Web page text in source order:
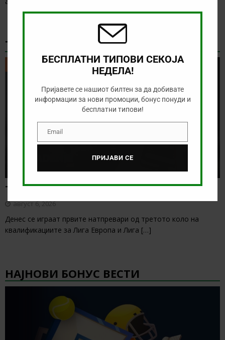
ТИКЕТ НА ДЕНОТ
ТИКЕТ НА ДЕНОТ
Тикет на денот (четврток, 06.08.2026)
август 6, 2026
Денес се играат првите натпревари од третото коло на
квалификациите за Лига Европа и Лига […]
НАЈНОВИ БОНУС ВЕСТИ
БЕСПЛАТНИ ТИПОВИ СЕКОЈА
НЕДЕЛА!
Пријавете се нашиот билтен за да добивате
информации за нови промоции, бонус понуди и
бесплатни типови!
EmailEmail
ПРИЈАВИ СЕ